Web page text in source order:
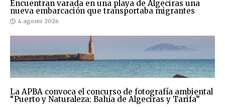
Encuentran varada en una playa de Algeciras una
nueva embarcación que transportaba migrantes
4 agosto 2026
La APBA convoca el concurso de fotografía ambiental
“Puerto y Naturaleza: Bahía de Algeciras y Tarifa”